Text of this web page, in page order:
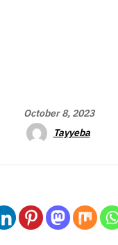
October 8, 2023
Tayyeba